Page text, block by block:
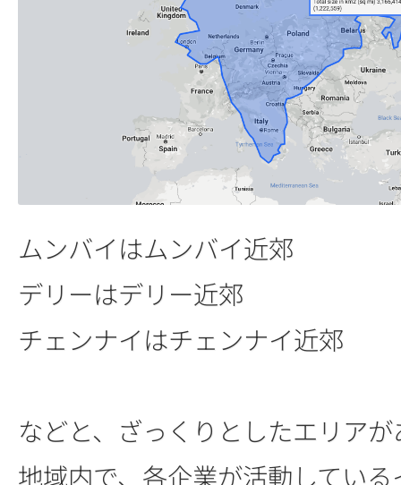
ムンバイはムンバイ近郊
デリーはデリー近郊
チェンナイはチェンナイ近郊
などと、ざっくりとしたエリア
地域内で、各企業が活動してい